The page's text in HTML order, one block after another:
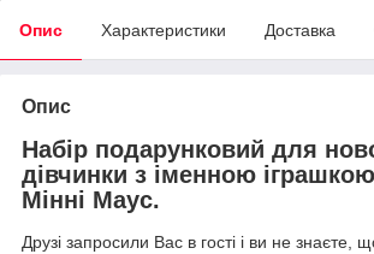
Опис Характеристики Доставка
Опис
Набір подарунковий для
дівчинки з іменною
Мінні Маус.
Друзі запросили Вас в гості і ви не знаєте,